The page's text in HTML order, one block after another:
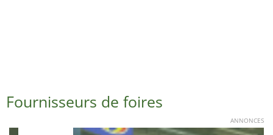
Fournisseurs de foires
ANNONCES